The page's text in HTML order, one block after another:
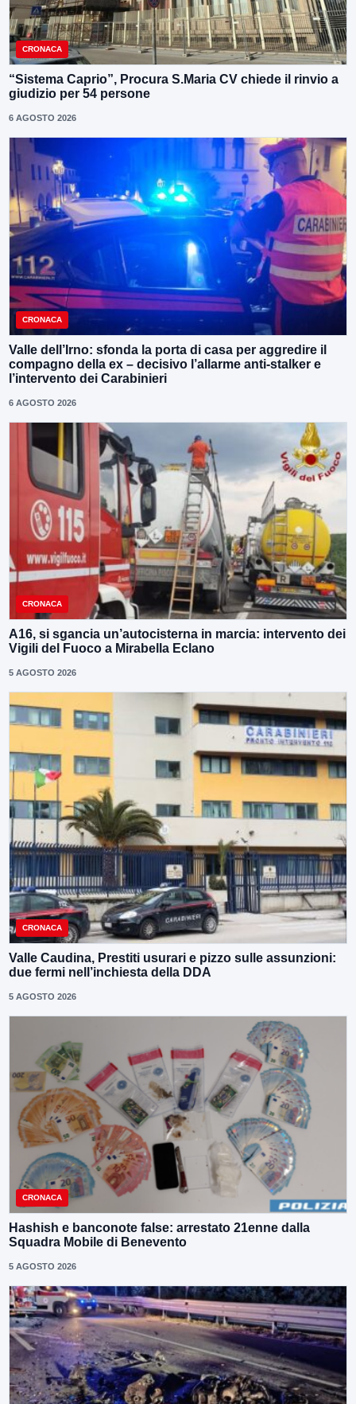
CRONACA
“Sistema Caprio”, Procura S.Maria CV chiede il rinvio a
giudizio per 54 persone
6 AGOSTO 2026
CRONACA
Valle dell’Irno: sfonda la porta di casa per aggredire il
compagno della ex – decisivo l’allarme anti-stalker e
l’intervento dei Carabinieri
6 AGOSTO 2026
CRONACA
A16, si sgancia un’autocisterna in marcia: intervento dei
Vigili del Fuoco a Mirabella Eclano
5 AGOSTO 2026
CRONACA
Valle Caudina, Prestiti usurari e pizzo sulle assunzioni:
due fermi nell’inchiesta della DDA
5 AGOSTO 2026
CRONACA
Hashish e banconote false: arrestato 21enne dalla
Squadra Mobile di Benevento
5 AGOSTO 2026